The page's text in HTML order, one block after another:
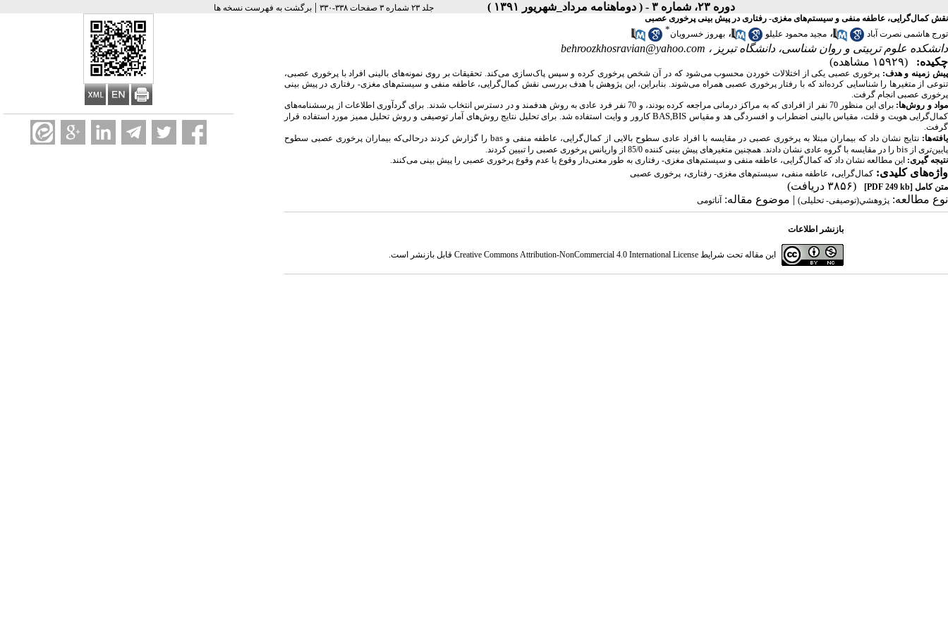
دوره ۲۳، شماره ۳ - ( دوماهنامه مرداد_شهریور ۱۳۹۱ ) جلد ۲۳ شماره ۳ صفحات ۳۳۸-۳۳۰ |برگشت به فهرست نسخه ها
نقش کمال‌گرایی، عاطفه منفی و سیستم‌های مغزی- رفتاری در پیش بینی پرخوری عصبی
تورج هاشمی نصرت آباد
، مجید محمود علیلو ، بهروز خسرویان*
دانشکده علوم تربیتی و روان شناسی، دانشگاه تبریز ، behroozkhosravian@yahoo.com
چکیده:
(۱۵۹۲۹ مشاهده)
پیش زمینه و هدف: پرخوری عصبی یکی از اختلالات خوردن محسوب می‌شود که در آن شخص پرخوری کرده و سپس پاک‌سازی می‌کند. تحقیقات بر روی نمونه‌های بالینی افراد با پرخوری عصبی،
تنوعی از متغیرها را شناسایی کرده‌اند که با رفتار پرخوری عصبی همراه می‌شوند. بنابراین، این پژوهش با هدف بررسی نقش کمال‌گرایی، عاطفه منفی و سیستم‌های مغزی- رفتاری در پیش بینی
پرخوری عصبی انجام گرفت.
مواد و روش‌ها: برای این منظور 70 نفر از افرادی که به مراکز درمانی مراجعه کرده بودند، و 70 نفر فرد عادی به روش هدفمند و در دسترس انتخاب شدند. برای گردآوری اطلاعات از پرسشنامه‌های
کمال‌گراییهویت و قلت، مقیاس بالینی اضطراب و افسردگی هد و مقیاس BAS,BISکارور و وایت استفاده شد. برای تحلیل نتایج روش‌های آمار توصیفی و روش تحلیل ممیز مورد استفاده قرار
گرفت.
یافته‌ها: نتایج نشان داد که بیماران مبتلا به پرخوری عصبی در مقایسه با افراد عادی سطوح بالایی از کمال‌گرایی، عاطفه منفی و basرا گزارش کردند درحالی‌که بیماران پرخوری عصبی سطوح
پایین‌تری از bis را در مقایسه با گروه عادی نشان دادند. همچنین متغیرهای پیش بینی کننده 85/0 از واریانس پرخوری عصبی را تبیین کردند.
نتیجه گیری: این مطالعه نشان داد که کمال‌گرایی، عاطفه منفی و سیستم‌های مغزی- رفتاری به طور معنی‌دار وقوع یا عدم وقوع پرخوری عصبی را پیش بینی می‌کنند.
واژه‌های کلیدی: کمال‌گرایی، عاطفه منفی، سیستم‌های مغزی- رفتاری، پرخوری عصبی
متن کامل [PDF 249 kb]
(۳۸۵۶ دریافت)
نوع مطالعه: پژوهشي(توصیفی- تحلیلی) | موضوع مقاله:آناتومی
بازنشر اطلاعات
این مقاله تحت شرایط Creative Commons Attribution-NonCommercial 4.0 International Licenseقابل بازنشر است.